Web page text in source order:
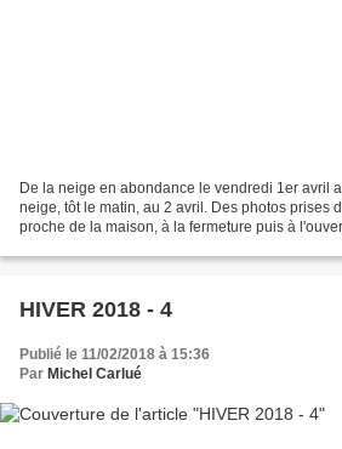
De la neige en abondance le vendredi 1er avril
neige, tôt le matin, au 2 avril. Des photos prises
proche de la maison, à la fermeture puis à
HIVER 2018 - 4
Publié le 11/02/2018 à 15:36
Par Michel Carlué